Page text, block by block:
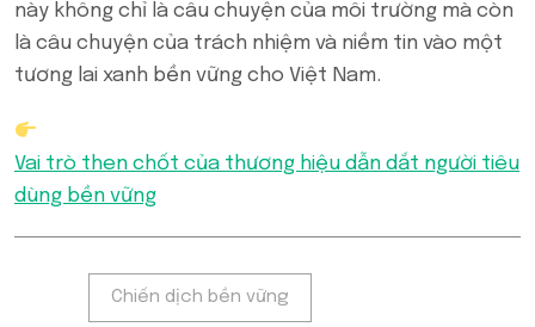
này không chỉ là câu chuyện của môi trường mà còn
là câu chuyện của trách nhiệm và niềm tin vào một
tương lai xanh bền vững cho Việt Nam.
Vai trò then chốt của thương hiệu dẫn dắt người tiêu
dùng bền vững
Chiến dịch bền vững